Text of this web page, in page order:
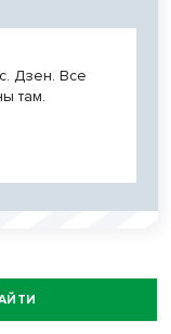
Дзен. Все
там.